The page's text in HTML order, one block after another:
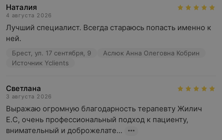
Наталия
4 августа 2026
Лучший специалист. Всегда стараюсь попасть именно к
ней.
Брест, ул. 17 сентября, 9
Аслюк Анна Олеговна Кобрин
Источник Yclients
Светлана
3 августа 2026
Выражаю огромную благодарность терапевту Жилич
Е.С, очень профессиональный подход к пациенту,
внимательный и доброжелате...